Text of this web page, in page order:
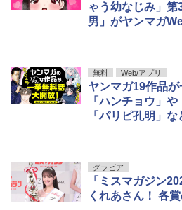
ゃう幼なじみ」第
男」がヤンマガ
無料 Web/アプリ
ヤンマガ19作品が
「ハンチョウ」
「パリピ孔明」
グラビア
「ミスマガジン
くれあさん！ 各